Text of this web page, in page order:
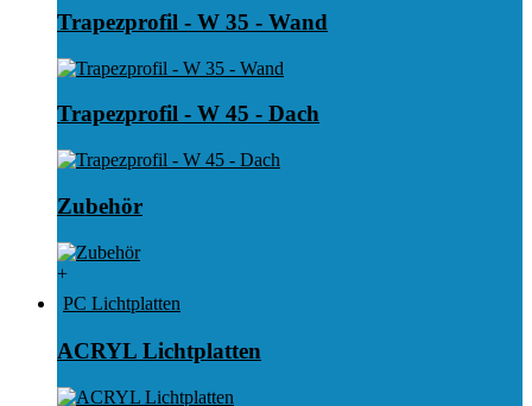
Trapezprofil - W 35 - Wand
Trapezprofil - W 45 - Dach
Zubehör
+
PC Lichtplatten
ACRYL Lichtplatten